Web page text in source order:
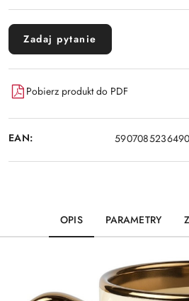
Zadaj pytanie
Pobierz produkt do PDF
EAN: 5907085236490
OPIS PARAMETRY